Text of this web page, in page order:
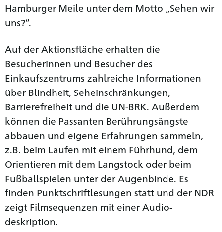
Hamburger Meile unter dem Motto „Sehen wir
uns?“.
Auf der Aktionsfläche erhalten die
Besucherinnen und Besucher des
Einkaufszentrums zahlreiche Informationen
über Blindheit, Seh­einschränkungen,
Barrierefreiheit und die UN-BRK. Außerdem
können die Passanten Berührungs­ängste
abbauen und eigene Erfahrungen sammeln,
z.B. beim Laufen mit einem Führhund, dem
Orientieren mit dem Langstock oder beim
Fußballspielen unter der Augenbinde. Es
finden Punktschrift­lesungen statt und der NDR
zeigt Film­sequenzen mit einer Audio­
deskription.